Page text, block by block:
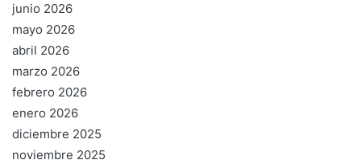
junio 2026
mayo 2026
abril 2026
marzo 2026
febrero 2026
enero 2026
diciembre 2025
noviembre 2025